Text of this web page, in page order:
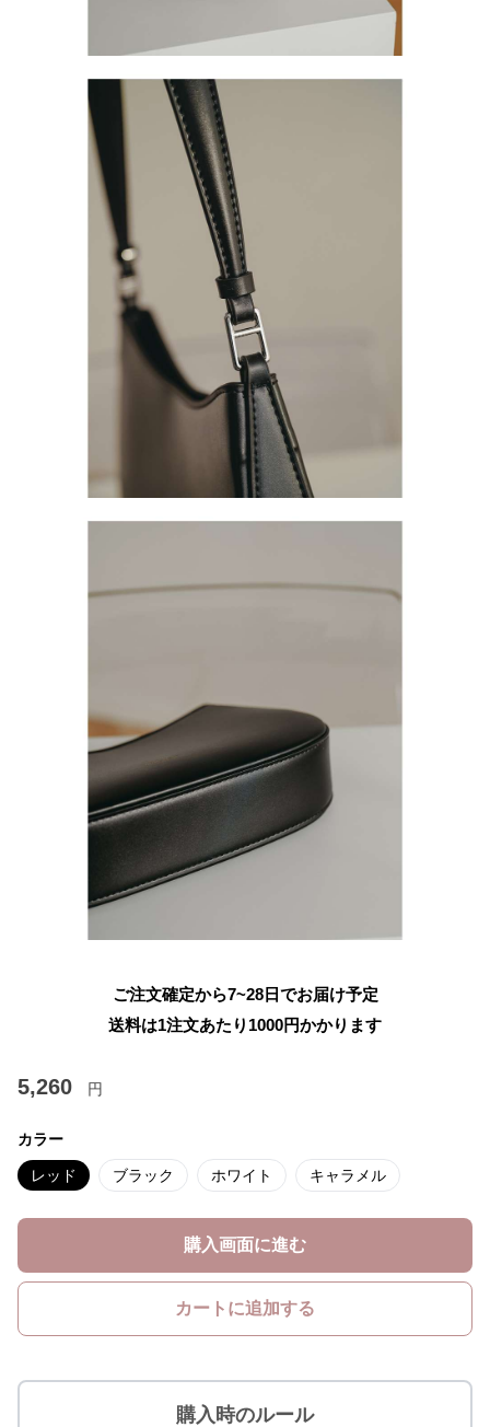
ご注文確定から7~28日でお届け予定
送料は1注文あたり 1000円かかります
5,260 円
カラー
レッド ブラック ホワイト キャラメル
購入画面に進む
カートに追加する
購入時のルール